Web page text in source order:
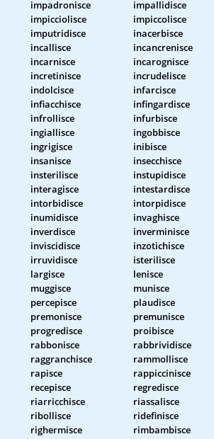
impadronisce impallidisce
impicciolisce impiccolisce
imputridisce inacerbisce
incallisce incancrenisce
incarnisce incarognisce
incretinisce incrudelisce
indolcisce infarcisce
infiacchisce infingardisce
infrollisce infurbisce
ingiallisce ingobbisce
ingrigisce inibisce
insanisce insecchisce
insterilisce instupidisce
interagisce intestardisce
intorbidisce intorpidisce
inumidisce invaghisce
inverdisce inverminisce
inviscidisce inzotichisce
irruvidisce isterilisce
largisce lenisce
muggisce munisce
percepisce plaudisce
premonisce premunisce
progredisce proibisce
rabbonisce rabbrividisce
raggranchisce rammollisce
rapisce rappiccinisce
recepisce regredisce
riarricchisce riassalisce
ribollisce ridefinisce
righermisce rimbambisce